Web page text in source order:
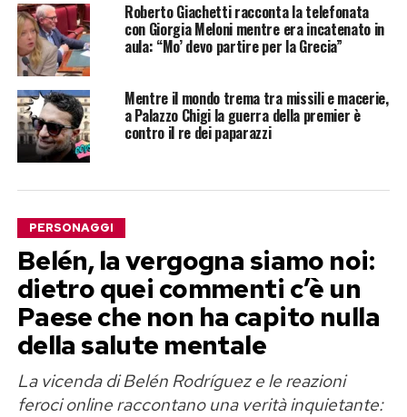
Roberto Giachetti racconta la telefonata
con Giorgia Meloni mentre era incatenato in
aula: “Mo’ devo partire per la Grecia”
Mentre il mondo trema tra missili e macerie,
a Palazzo Chigi la guerra della premier è
contro il re dei paparazzi
PERSONAGGI
Belén, la vergogna siamo noi:
dietro quei commenti c’è un
Paese che non ha capito nulla
della salute mentale
La vicenda di Belén Rodríguez e le reazioni
feroci online raccontano una verità inquietante: